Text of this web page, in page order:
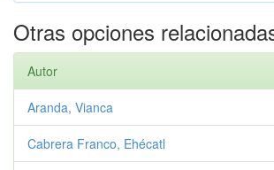
Otras opciones
Autor
Aranda, Vianca
Cabrera Franco, Ehécatl